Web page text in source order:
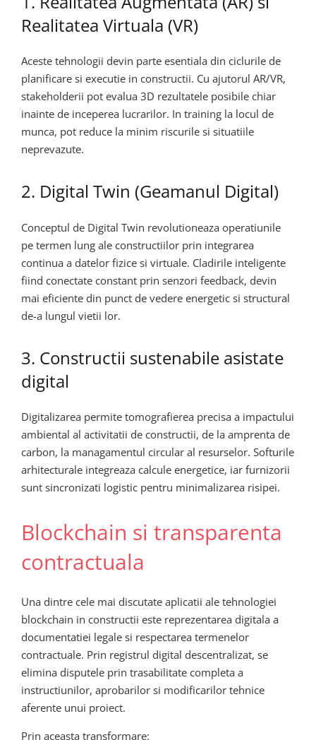
Realitatea Virtuala (VR)
Aceste tehnologii devin parte esentiala din ciclurile de
planificare si executie in constructii. Cu ajutorul AR/VR,
stakeholderii pot evalua 3D rezultatele posibile chiar
inainte de inceperea lucrarilor. In training la locul de
munca, pot reduce la minim riscurile si situatiile
neprevazute.
2. Digital Twin (Geamanul Digital)
Conceptul de Digital Twin revolutioneaza operatiunile
pe termen lung ale constructiilor prin integrarea
continua a datelor fizice si virtuale. Cladirile inteligente
fiind conectate constant prin senzori feedback, devin
mai eficiente din punct de vedere energetic si structural
de-a lungul vietii lor.
3. Constructii sustenabile asistate
digital
Digitalizarea permite tomografierea precisa a impactului
ambiental al activitatii de constructii, de la amprenta de
carbon, la managamentul circular al resurselor. Softurile
arhitecturale integreaza calcule energetice, iar furnizorii
sunt sincronizati logistic pentru minimalizarea risipei.
Blockchain si transparenta
contractuala
Una dintre cele mai discutate aplicatii ale tehnologiei
blockchain in constructii este reprezentarea digitala a
documentatiei legale si respectarea termenelor
contractuale. Prin registrul digital descentralizat, se
elimina disputele prin trasabilitate completa a
instructiunilor, aprobarilor si modificarilor tehnice
aferente unui proiect.
Prin aceasta transformare: